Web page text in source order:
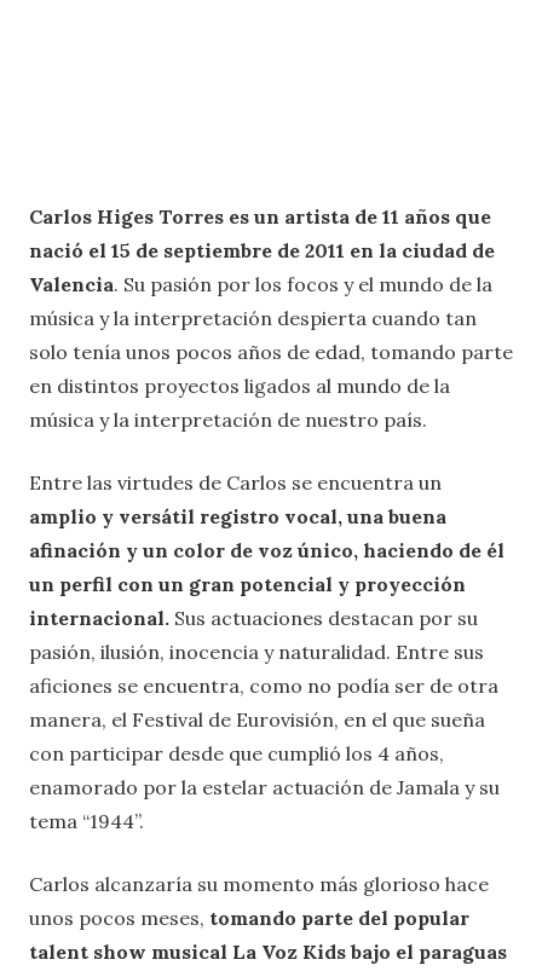
Carlos Higes Torres es un artista de 11 años que
nació el 15 de septiembre de 2011 en la ciudad de
Valencia. Su pasión por los focos y el mundo de la
música y la interpretación despierta cuando tan
solo tenía unos pocos años de edad, tomando parte
en distintos proyectos ligados al mundo de la
música y la interpretación de nuestro país.
Entre las virtudes de Carlos se encuentra un
amplio y versátil registro vocal, una buena
afinación y un color de voz único, haciendo de él
un perfil con un gran potencial y proyección
internacional. Sus actuaciones destacan por su
pasión, ilusión, inocencia y naturalidad. Entre sus
aficiones se encuentra, como no podía ser de otra
manera, el Festival de Eurovisión, en el que sueña
con participar desde que cumplió los 4 años,
enamorado por la estelar actuación de Jamala y su
tema “1944”.
Carlos alcanzaría su momento más glorioso hace
unos pocos meses, tomando parte del popular
talent show musical La Voz Kids bajo el paraguas